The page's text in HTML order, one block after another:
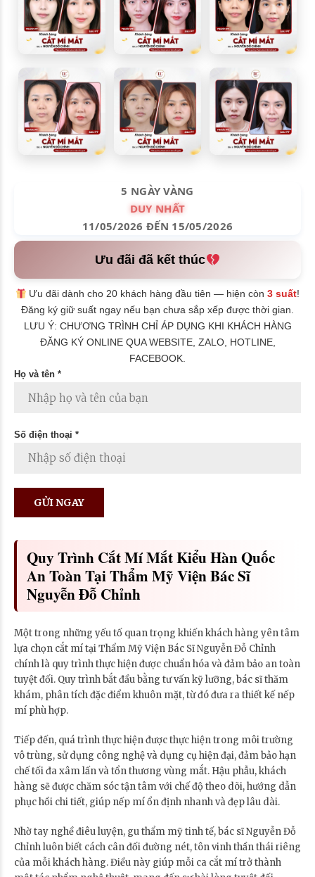
5 NGÀY VÀNG
DUY NHẤT
11/05/2026 ĐẾN 15/05/2026
Ưu đãi đã kết thúc
Ưu đãi dành cho 20 khách hàng đầu tiên — hiện còn3 suất!
Đăng ký giữ suất ngay nếu bạn chưa sắp xếp được thời gian.
LƯU Ý: CHƯƠNG TRÌNH CHỈ ÁP DỤNG KHI KHÁCH HÀNG
ĐĂNG KÝ ONLINE QUA WEBSITE, ZALO, HOTLINE,
FACEBOOK.
Họ và tên *
Số điện thoại *
Quy Trình Cắt Mí Mắt Kiểu Hàn Quốc
An Toàn Tại Thẩm Mỹ Viện Bác Sĩ
Nguyễn Đỗ Chỉnh
Một trong những yếu tố quan trọng khiến khách hàng yên tâm
lựa chọn cắt mí tại Thẩm Mỹ Viện Bác Sĩ Nguyễn Đỗ Chỉnh
chính là quy trình thực hiện được chuẩn hóa và đảm bảo an toàn
tuyệt đối. Quy trình bắt đầu bằng tư vấn kỹ lưỡng, bác sĩ thăm
khám, phân tích đặc điểm khuôn mặt, từ đó đưa ra thiết kế nếp
mí phù hợp.
Tiếp đến, quá trình thực hiện được thực hiện trong môi trường
vô trùng, sử dụng công nghệ và dụng cụ hiện đại, đảm bảo hạn
chế tối đa xâm lấn và tổn thương vùng mắt. Hậu phẫu, khách
hàng sẽ được chăm sóc tận tâm với chế độ theo dõi, hướng dẫn
phục hồi chi tiết, giúp nếp mí ổn định nhanh và đẹp lâu dài.
Nhờ tay nghề điêu luyện, gu thẩm mỹ tinh tế, bác sĩ Nguyễn Đỗ
Chỉnh luôn biết cách cân đối đường nét, tôn vinh thần thái riêng
của mỗi khách hàng. Điều này giúp mỗi ca cắt mí trở thành